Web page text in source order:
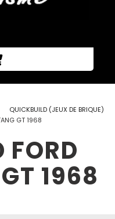
QUICKBUILD (JEUX DE BRIQUE)
GT 1968
FORD
1968